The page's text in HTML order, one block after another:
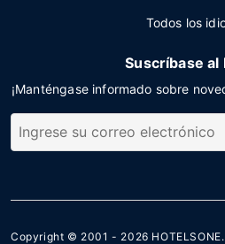
Todos los
Suscríbase al
¡Manténgase informado sobre
Copyright © 2001 - 2026 HOTELSONE